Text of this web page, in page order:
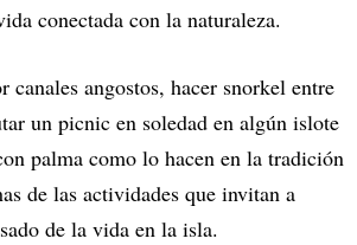
conectada con la naturaleza.
canales angostos, hacer snorkel entre
un picnic en soledad en algún islote
palma como lo hacen en la tradición
de las actividades que invitan a
de la vida en la isla.